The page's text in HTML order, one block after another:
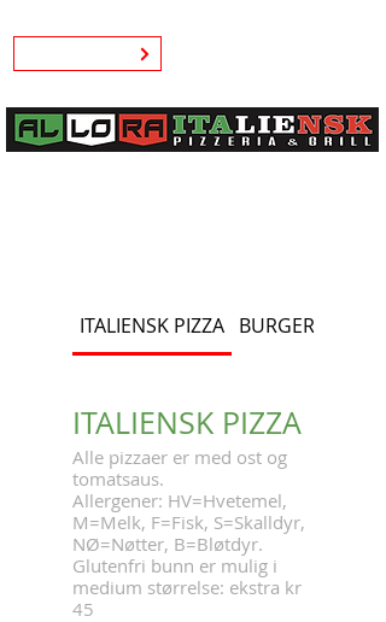
ITALIENSK PIZZA BURGER
ITALIENSK PIZZA
Alle pizzaer er med ost og
tomatsaus.
Allergener: HV=Hvetemel,
M=Melk, F=Fisk, S=Skalldyr,
NØ=Nøtter, B=Bløtdyr.
Glutenfri bunn er mulig i
medium størrelse: ekstra kr
45